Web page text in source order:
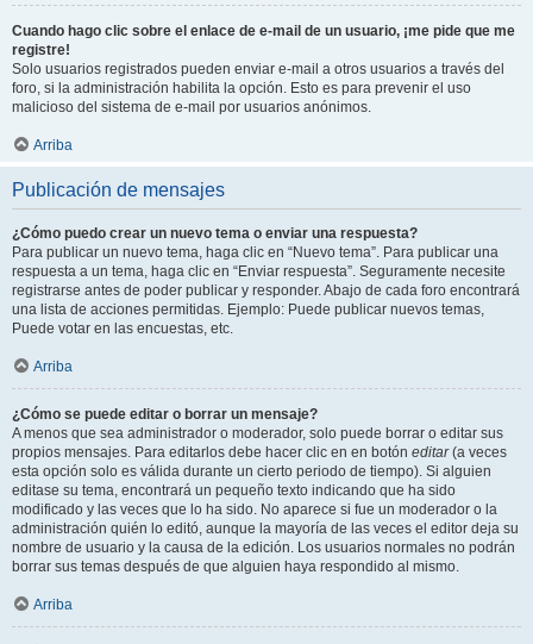
Cuando hago clic sobre el enlace de e-mail de un usuario, ¡me pide que me
registre!
Solo usuarios registrados pueden enviar e-mail a otros usuarios a través del
foro, si la administración habilita la opción. Esto es para prevenir el uso
malicioso del sistema de e-mail por usuarios anónimos.
Arriba
Publicación de mensajes
¿Cómo puedo crear un nuevo tema o enviar una respuesta?
Para publicar un nuevo tema, haga clic en “Nuevo tema”. Para publicar una
respuesta a un tema, haga clic en “Enviar respuesta”. Seguramente necesite
registrarse antes de poder publicar y responder. Abajo de cada foro encontrará
una lista de acciones permitidas. Ejemplo: Puede publicar nuevos temas,
Puede votar en las encuestas, etc.
Arriba
¿Cómo se puede editar o borrar un mensaje?
A menos que sea administrador o moderador, solo puede borrar o editar sus
propios mensajes. Para editarlos debe hacer clic en en botón editar(a veces
esta opción solo es válida durante un cierto periodo de tiempo). Si alguien
editase su tema, encontrará un pequeño texto indicando que ha sido
modificado y las veces que lo ha sido. No aparece si fue un moderador o la
administración quién lo editó, aunque la mayoría de las veces el editor deja su
nombre de usuario y la causa de la edición. Los usuarios normales no podrán
borrar sus temas después de que alguien haya respondido al mismo.
Arriba